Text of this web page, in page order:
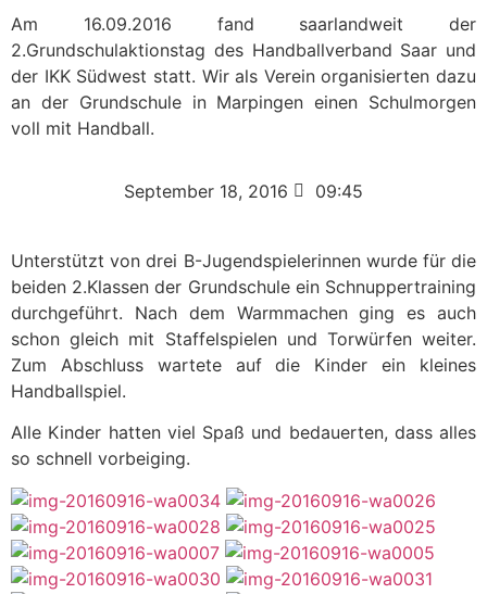
Am 16.09.2016 fand saarlandweit der
2.Grundschulaktionstag des Handballverband Saar und
der IKK Südwest statt. Wir als Verein organisierten dazu
an der Grundschule in Marpingen einen Schulmorgen
voll mit Handball.
September 18, 2016 09:45
Unterstützt von drei B-Jugendspielerinnen wurde für die
beiden 2.Klassen der Grundschule ein Schnuppertraining
durchgeführt. Nach dem Warmmachen ging es auch
schon gleich mit Staffelspielen und Torwürfen weiter.
Zum Abschluss wartete auf die Kinder ein kleines
Handballspiel.
Alle Kinder hatten viel Spaß und bedauerten, dass alles
so schnell vorbeiging.